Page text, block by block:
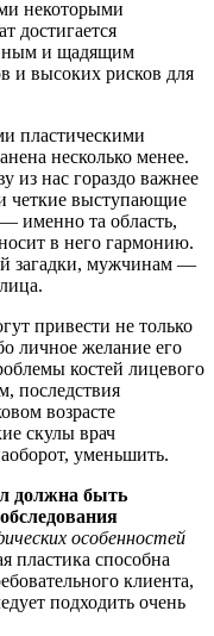
некоторыми
достигается
и щадящим
и высоких рисков для
пластическими
несколько менее.
из нас гораздо важнее
четкие выступающие
именно та область,
в него гармонию.
загадки, мужчинам —
привести не только
личное желание его
костей лицевого
последствия
возрасте
скулы врач
уменьшить.
должна быть
особенностей
пластика способна
клиента,
подходить очень